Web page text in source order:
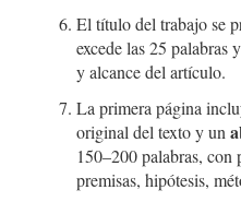
El título del trabajo se
excede las 25 palabras
y alcance del artículo.
La primera página
original del texto y un
150–200 palabras, con
premisas, hipótesis,